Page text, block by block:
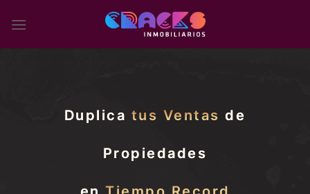
Duplica tus Ventas de
Propiedades